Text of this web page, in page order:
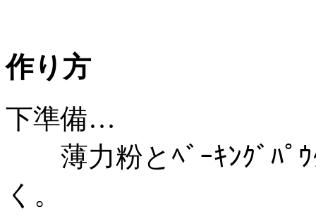
作り方
下準備…
薄力粉とﾍﾞｰｷﾝｸﾞﾊﾟｳ
く。